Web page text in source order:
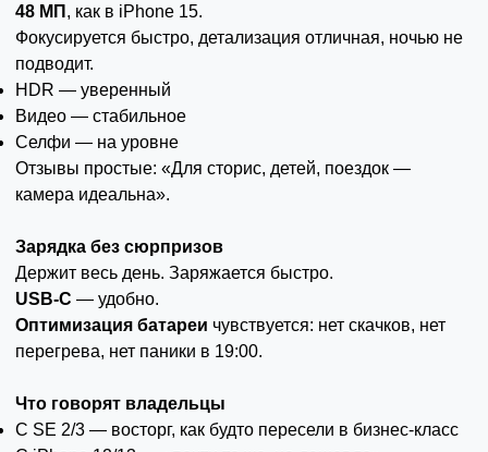
48 МП , как в iPhone 15.
Фокусируется быстро, детализация отличная, ночью не
подводит.
HDR — уверенный
Видео — стабильное
Селфи — на уровне
Отзывы простые: «Для сторис, детей, поездок —
камера идеальна».
Зарядка без сюрпризов
Держит весь день. Заряжается быстро.
USB-C — удобно.
Оптимизация батареи чувствуется: нет скачков, нет
перегрева, нет паники в 19:00.
Что говорят владельцы
С SE 2/3 — восторг, как будто пересели в бизнес-класс